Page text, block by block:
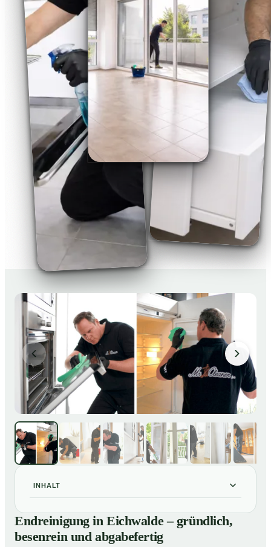
INHALT
01 Endreinigung in Eichwalde – gründlich, besenrein und
abgabefertig
Endreinigung in Eichwalde – gründlich,
besenrein und abgabefertig